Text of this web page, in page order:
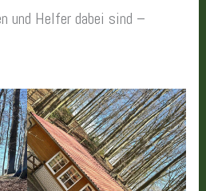
und Helfer dabei sind –